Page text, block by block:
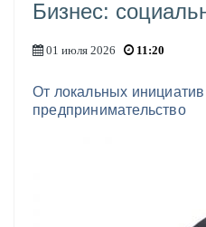
Бизнес:
01 июля 2026 11:20
От локальных
предпринимательство